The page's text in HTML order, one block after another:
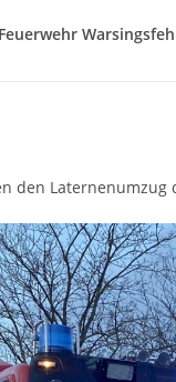
Feuerwehr
den